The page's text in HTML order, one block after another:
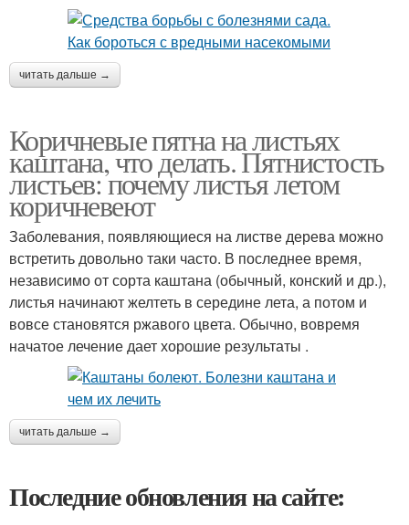
читать дальше →
Коричневые пятна на листьях
каштана, что делать. Пятнистость
листьев: почему листья летом
коричневеют
Заболевания, появляющиеся на листве дерева можно
встретить довольно таки часто. В последнее время,
независимо от сорта каштана (обычный, конский и др.),
листья начинают желтеть в середине лета, а потом и
вовсе становятся ржавого цвета. Обычно, вовремя
начатое лечение дает хорошие результаты .
читать дальше →
Последние обновления на сайте: